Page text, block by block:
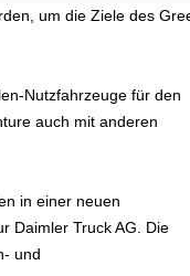
um die Ziele des
Nutzfahrzeuge für den
auch mit anderen
in einer neuen
Daimler Truck AG. Die
und